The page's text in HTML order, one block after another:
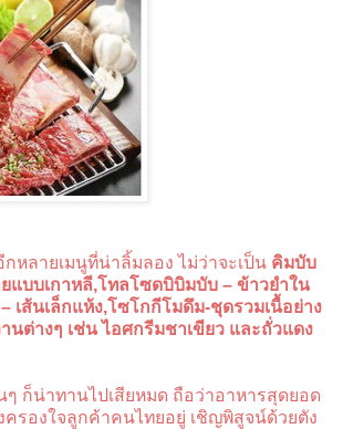
กหลายเมนูที่น่าลิ้มลอง ไม่ว่าจะเป็น คิมบับ
แบบเกาหลี,โทลโซดบิบิมบับ – ข้าวยำใน
เส้นเล็กแห้ง,โซโกกีโมดึม-ชุดรวมเนื้อย่าง
นต่างๆ เช่น ไอศกรีมชาเขียว และถั่วแดง
ๆ ก็น่าทานไปเสียหมด ถือว่าอาหารสุดยอด
ครองใจลูกค้าคนไทยอยู่ เชิญพิสูจน์ด้วยตัง